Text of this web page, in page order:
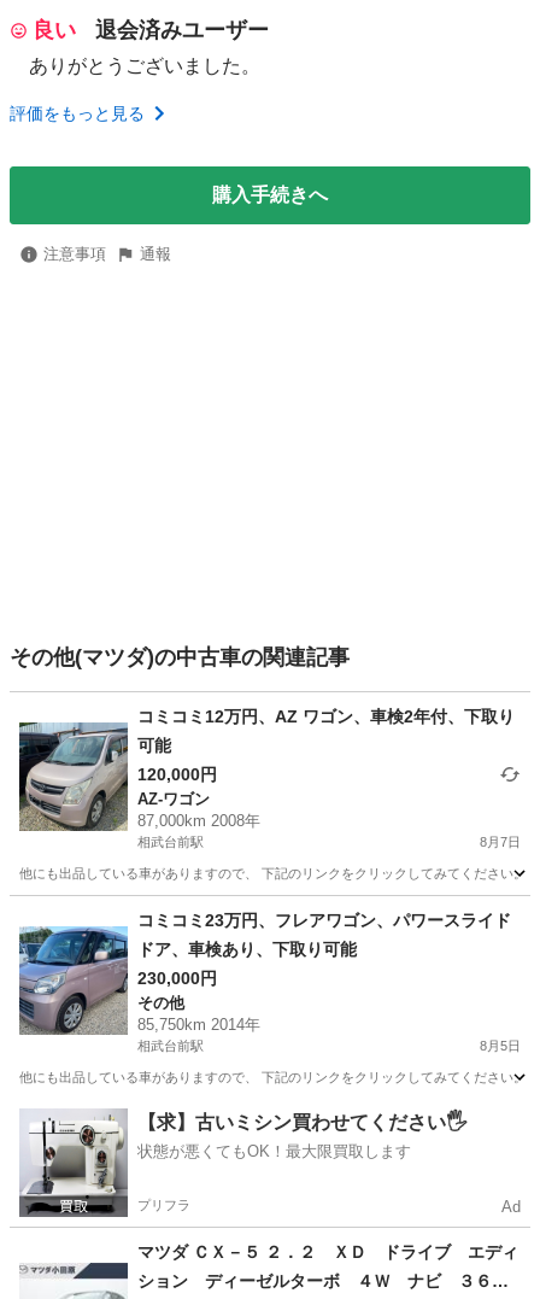
良い 退会済みユーザー
ありがとうございました。
評価をもっと見る
購入手続きへ
注意事項 通報
その他(マツダ)の中古車の関連記事
コミコミ12万円、AZ ワゴン、車検2年付、下取り
可能
120,000円
AZ-ワゴン
87,000km 2008年
相武台前駅 8月7日
他にも出品している車がありますので、 下記のリンクをクリックしてみてください。
相武台前駅
コミコミ23万円、フレアワゴン、パワースライド
ドア、車検あり、下取り可能
230,000円
その他
85,750km 2014年
相武台前駅 8月5日
他にも出品している車がありますので、 下記のリンクをクリックしてみてください。
神奈川 相模原市 相武台前駅 その他 フレア
【求】古いミシン買わせてください🖐️
状態が悪くてもOK！最大限買取します
プリフラ Ad
マツダ ＣＸ－５ ２．２ ＸＤ ドライブ エディ
ション ディーゼルターボ ４Ｗ ナビ ３６０